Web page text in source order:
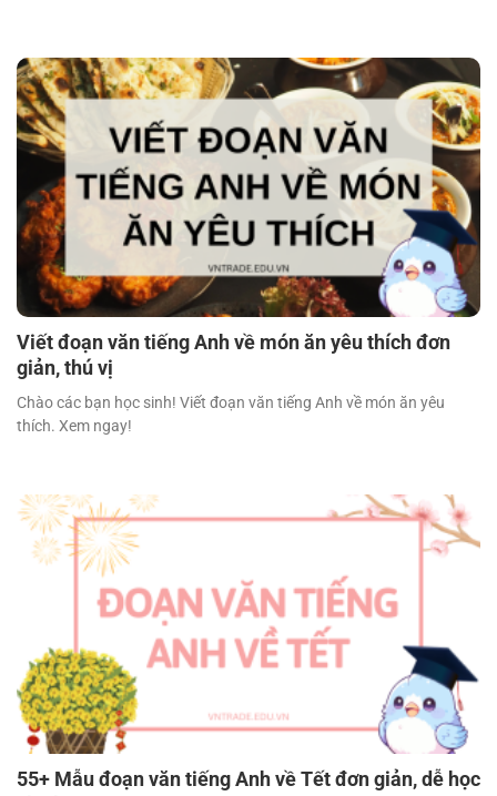
Viết đoạn văn tiếng Anh về món ăn yêu thích đơn
giản, thú vị
Chào các bạn học sinh! Viết đoạn văn tiếng Anh về món ăn yêu
thích. Xem ngay!
55+ Mẫu đoạn văn tiếng Anh về Tết đơn giản, dễ học